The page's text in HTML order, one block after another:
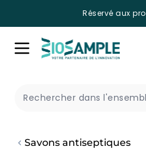
Réservé aux
Savons antiseptiques